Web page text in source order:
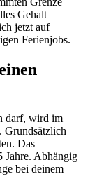
Gehalt
jetzt auf
Ferienjobs.
darf, wird im
Grundsätzlich
Das
Jahre. Abhängig
bei deinem